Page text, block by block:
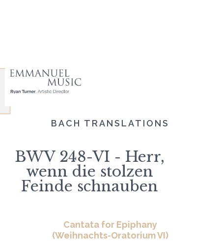
BACH TRANSLATIONS
BWV 248-VI - Herr,
wenn die stolzen
Feinde schnauben
Cantata for Epiphany
(Weihnachts-Oratorium VI)